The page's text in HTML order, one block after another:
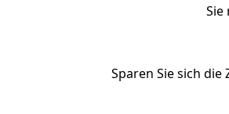
Sie
Sparen Sie sich